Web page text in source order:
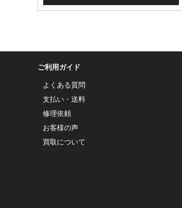
ご利用ガイド
よくある質問
支払い・送料
修理依頼
お客様の声
買取について